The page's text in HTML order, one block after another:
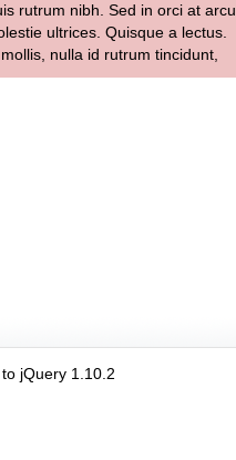
rutrum nibh. Sed in orci at arcu
ultrices. Quisque a lectus.
mollis, nulla id rutrum tincidunt,
jQuery 1.10.2